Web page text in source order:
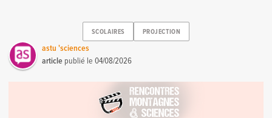
SCOLAIRES PROJECTION
astu 'sciences
article publié le04/08/2026